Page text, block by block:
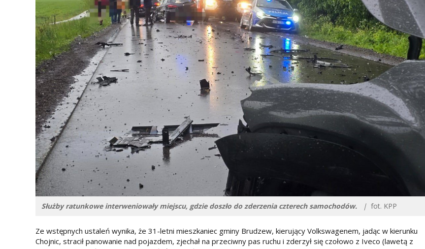
Służby ratunkowe interweniowały miejscu, gdzie doszło do zderzenia czterech samochodów. | fot. KPP
Ze wstępnych ustaleń wynika, że 31-letni mieszkaniec gminy Brudzew, kierujący Volkswagenem, jadąc w kierunku
Chojnic, stracił panowanie nad pojazdem, zjechał na przeciwny pas ruchu i zderzył się czołowo z Iveco (lawetą z